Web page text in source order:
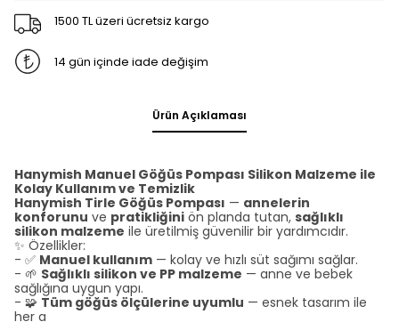
1500 TL üzeri ücretsiz kargo
14 gün içinde iade değişim
Ürün Açıklaması
Hanymish Manuel Göğüs Pompası Silikon Malzeme ile
Kolay Kullanım ve Temizlik
Hanymish Tirle Göğüs Pompası — annelerin
konforunu ve pratikliğini ön planda tutan, sağlıklı
silikon malzeme ile üretilmiş güvenilir bir yardımcıdır.
✨ Özellikler:
- ✅ Manuel kullanım — kolay ve hızlı süt sağımı sağlar.
- 🌱 Sağlıklı silikon ve PP malzeme — anne ve bebek
sağlığına uygun yapı.
- 🧩 Tüm göğüs ölçülerine uyumlu — esnek tasarım ile
her a